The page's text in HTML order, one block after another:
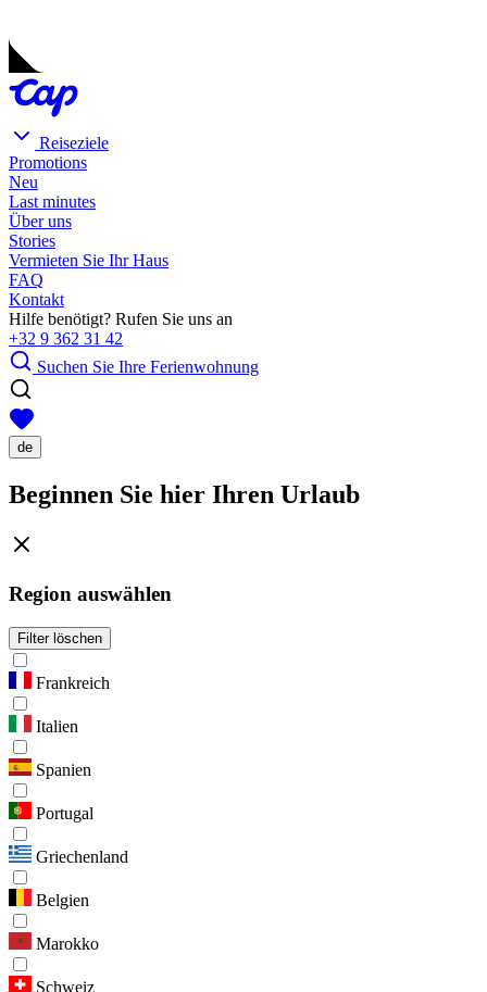
Reiseziele
Promotions
Neu
Last minutes
Über uns
Stories
Vermieten Sie Ihr Haus
FAQ
Kontakt
Hilfe benötigt? Rufen Sie uns an
+32 9 362 31 42
Suchen Sie Ihre Ferienwohnung
de
Beginnen Sie hier Ihren Urlaub
Region auswählen
Filter löschen
Frankreich
Italien
Spanien
Portugal
Griechenland
Belgien
Marokko
Schweiz